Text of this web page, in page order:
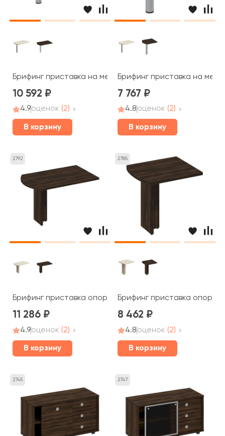
Брифинг приставка на металлической опоре
10 592
4.9оценок (2)
В корзину
Брифинг приставка на
7 767
4.8оценок (2)
В корзину
2792
Брифинг приставка опора ДСП 130x80x75 Борн
11 286
4.9оценок (2)
В корзину
2785
Брифинг приставка опора
8 462
4.8оценок (2)
В корзину
2745 2747